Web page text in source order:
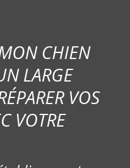
CHIEN
LARGE
VOS
VOTRE